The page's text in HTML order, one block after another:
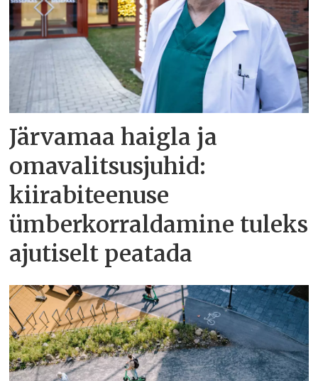
Järvamaa haigla ja
omavalitsusjuhid:
kiirabiteenuse
ümberkorraldamine tuleks
ajutiselt peatada